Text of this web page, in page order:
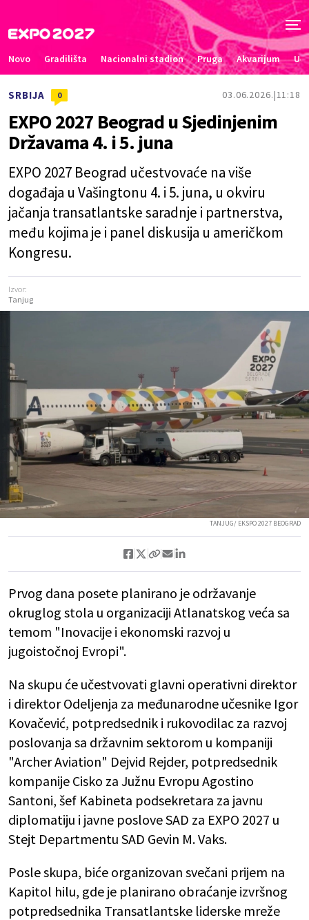
Novo Gradilišta Nacionalni stadion Pruga Akvarijum
SRBIJA 0 03.06.2026. 11:18
EXPO 2027 Beograd u Sjedinjenim
Državama 4. i 5. juna
EXPO 2027 Beograd učestvovaće na više
događaja u Vašingtonu 4. i 5. juna, u okviru
jačanja transatlantske saradnje i partnerstva,
među kojima je i panel diskusija u američkom
Kongresu.
Izvor:
Tanjug
TANJUG/ EKSPO 2027 BEOGRAD
Prvog dana posete planirano je održavanje
okruglog stola u organizaciji Atlanatskog veća sa
temom "Inovacije i ekonomski razvoj u
jugoistočnoj Evropi".
Na skupu će učestvovati glavni operativni direktor
i direktor Odeljenja za međunarodne učesnike Igor
Kovačević, potpredsednik i rukovodilac za razvoj
poslovanja sa državnim sektorom u kompaniji
"Archer Aviation" Dejvid Rejder, potpredsednik
kompanije Cisko za Južnu Evropu Agostino
Santoni, šef Kabineta podsekretara za javnu
diplomatiju i javne poslove SAD za EXPO 2027 u
Stejt Departmentu SAD Gevin M. Vaks.
Posle skupa, biće organizovan svečani prijem na
Kapitol hilu, gde je planirano obraćanje izvršnog
potpredsednika Transatlantske liderske mreže